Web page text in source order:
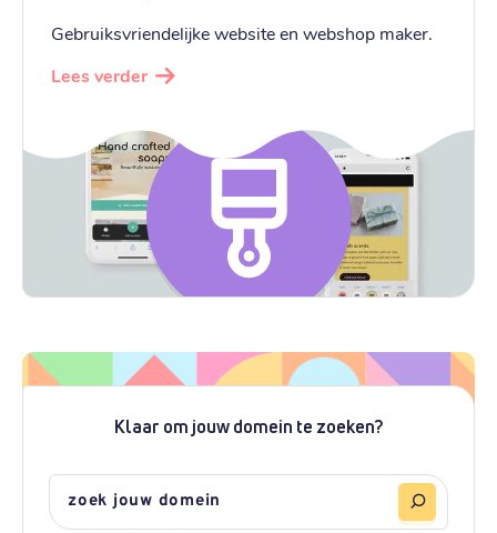
Gebruiksvriendelijke website en webshop maker.
Lees verder
Klaar om jouw domein te zoeken?